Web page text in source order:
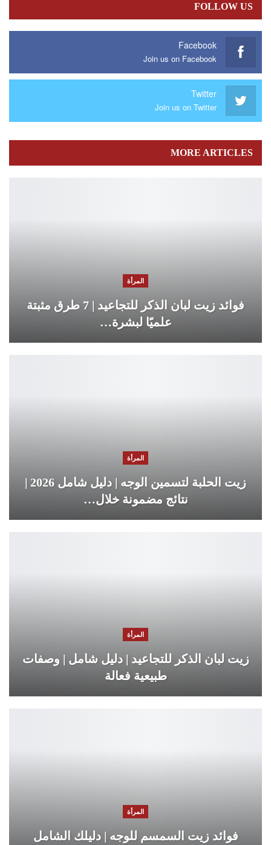
FOLLOW US
Facebook
Join us on Facebook
Twitter
Join us on Twitter
MORE ARTICLES
المرأة
فوائد زيت لبان الذكر للتجاعيد | 7 طرق مثبتة
علميًا لبشرة…
المرأة
زيت الحلبة لتسمين الوجه | دليل شامل 2026 |
نتائج مضمونة خلال…
المرأة
زيت لبان الذكر للتجاعيد | دليل شامل | وصفات
طبيعية فعالة
المرأة
فوائد زيت السمسم للوجه | دليلك الشامل